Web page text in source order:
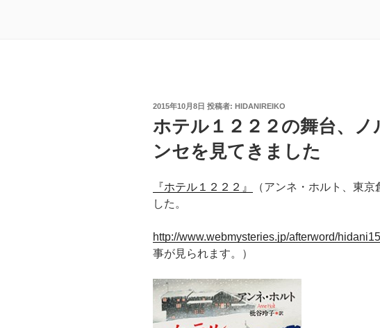
投
日:
2015年10月8日 投稿者: HIDANIREIKO
ホテル１２２２の舞台、ノ
ンセを見てきました
『ホテル１２２２』
（アンネ・ホルト、東
した。
http://www.webmysteries.jp/afterword/
事が見られます。）